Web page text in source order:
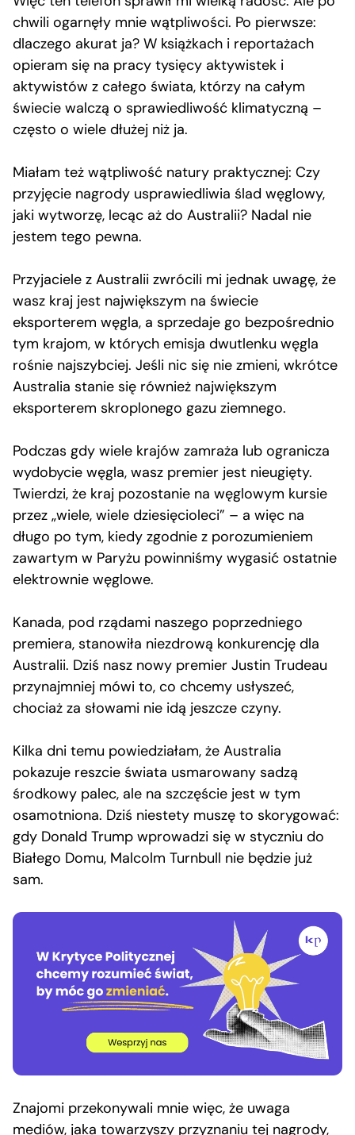
chwili ogarnęły mnie wątpliwości. Po pierwsze:
dlaczego akurat ja? W książkach i reportażach
opieram się na pracy tysięcy aktywistek i
aktywistów z całego świata, którzy na całym
świecie walczą o sprawiedliwość klimatyczną –
często o wiele dłużej niż ja.
Miałam też wątpliwość natury praktycznej: Czy
przyjęcie nagrody usprawiedliwia ślad węglowy,
jaki wytworzę, lecąc aż do Australii? Nadal nie
jestem tego pewna.
Przyjaciele z Australii zwrócili mi jednak uwagę, że
wasz kraj jest największym na świecie
eksporterem węgla, a sprzedaje go bezpośrednio
tym krajom, w których emisja dwutlenku węgla
rośnie najszybciej. Jeśli nic się nie zmieni, wkrótce
Australia stanie się również największym
eksporterem skroplonego gazu ziemnego.
Podczas gdy wiele krajów zamraża lub ogranicza
wydobycie węgla, wasz premier jest nieugięty.
Twierdzi, że kraj pozostanie na węglowym kursie
przez „wiele, wiele dziesięcioleci” – a więc na
długo po tym, kiedy zgodnie z porozumieniem
zawartym w Paryżu powinniśmy wygasić ostatnie
elektrownie węglowe.
Kanada, pod rządami naszego poprzedniego
premiera, stanowiła niezdrową konkurencję dla
Australii. Dziś nasz nowy premier Justin Trudeau
przynajmniej mówi to, co chcemy usłyszeć,
chociaż za słowami nie idą jeszcze czyny.
Kilka dni temu powiedziałam, że Australia
pokazuje reszcie świata usmarowany sadzą
środkowy palec, ale na szczęście jest w tym
osamotniona. Dziś niestety muszę to skorygować:
gdy Donald Trump wprowadzi się w styczniu do
Białego Domu, Malcolm Turnbull nie będzie już
sam.
Znajomi przekonywali mnie więc, że uwaga
mediów, jaka towarzyszy przyznaniu tej nagrody,